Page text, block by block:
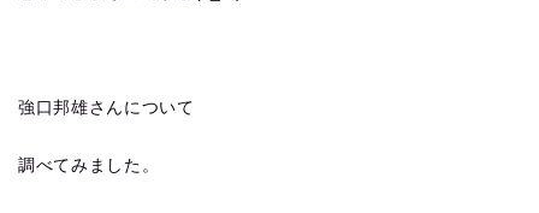
強口邦雄さんについて
調べてみました。